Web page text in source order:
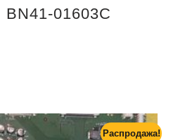
BN41-01603C
Распродажа!